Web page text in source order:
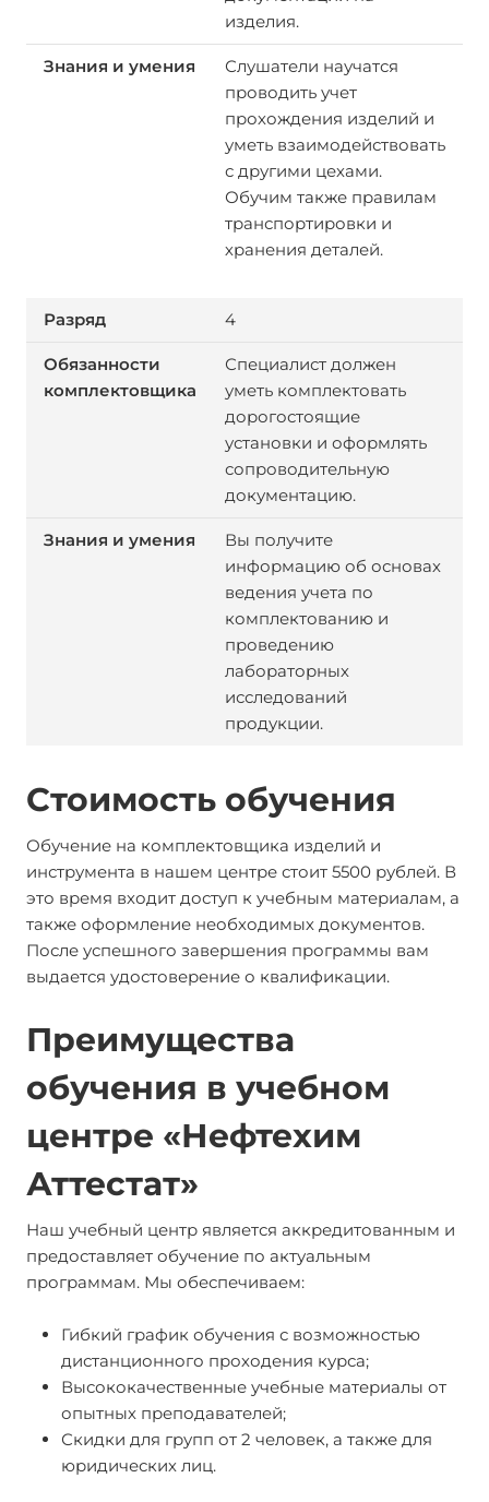
изделия.
Слушатели научатся
проводить учет
прохождения изделий и
уметь взаимодействовать
с другими цехами.
Обучим также правилам
транспортировки и
хранения деталей.
4
Специалист должен
уметь комплектовать
дорогостоящие
установки и оформлять
сопроводительную
документацию.
Вы получите
информацию об основах
ведения учета по
комплектованию и
проведению
лабораторных
исследований
продукции.
Стоимость обучения
Обучение на комплектовщика изделий и
инструмента в нашем центре стоит 5500 рублей. В
это время входит доступ к учебным материалам, а
также оформление необходимых документов.
После успешного завершения программы вам
выдается удостоверение о квалификации.
Преимущества
обучения в учебном
центре «Нефтехим
Аттестат»
Наш учебный центр является аккредитованным и
предоставляет обучение по актуальным
программам. Мы обеспечиваем:
Гибкий график обучения с возможностью
дистанционного проходения курса;
Высококачественные учебные материалы от
опытных преподавателей;
Скидки для групп от 2 человек, а также для
юридических лиц.